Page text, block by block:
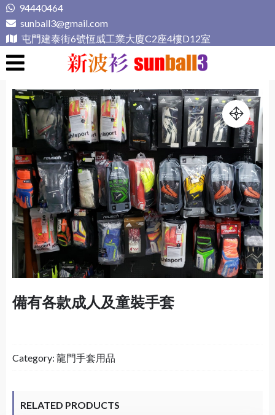
Skip
to
content
94440464
sunball3@gmail.com
屯門建泰街6號恆威工業大廈C2座4樓D12室
新波衫 sunball3
備有各款成人及童裝手套
Category: 龍門手套用品
RELATED PRODUCTS